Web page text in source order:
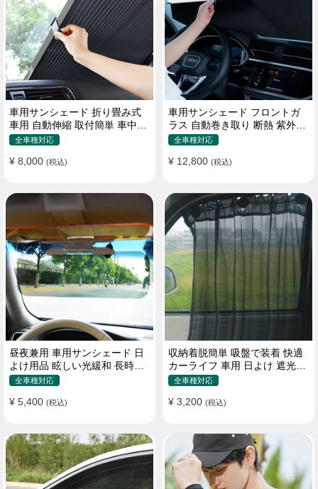
車用サンシェード 折り畳み式
車用 自動伸縮 取付簡単 車中泊
紫外線UVカット 仮眠 断熱
全車種対応
¥ 8,000 (税込)
車用サンシェード フロントガ
ラス 自動巻き取り 断熱 紫外線
UVカット 取付収納便利
全車種対応
¥ 12,800 (税込)
昼夜兼用 車用サンシェード 日
よけ用品 眩しい光緩和 長時間
運転 特殊遮光素材
全車種対応
¥ 5,400 (税込)
収納着脱簡単 吸盤で装着 快適
カーライフ 車用 日よけ 遮光
UVカット 通気
全車種対応
¥ 3,200 (税込)